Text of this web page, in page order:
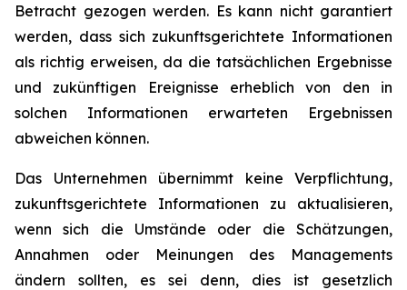
Betracht gezogen werden. Es kann nicht garantiert
werden, dass sich zukunftsgerichtete Informationen
als richtig erweisen, da die tatsächlichen Ergebnisse
und zukünftigen Ereignisse erheblich von den in
solchen Informationen erwarteten Ergebnissen
abweichen können.
Das Unternehmen übernimmt keine Verpflichtung,
zukunftsgerichtete Informationen zu aktualisieren,
wenn sich die Umstände oder die Schätzungen,
Annahmen oder Meinungen des Managements
ändern sollten, es sei denn, dies ist gesetzlich